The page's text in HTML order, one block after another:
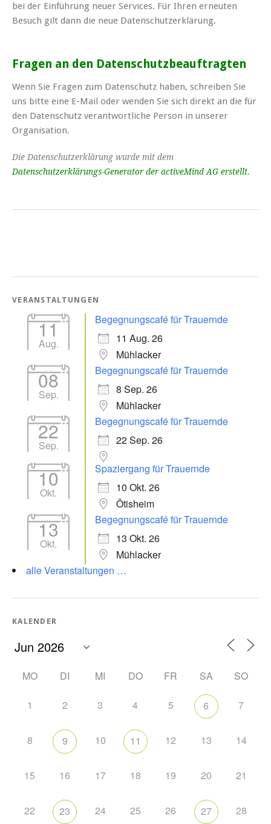
bei der Einführung neuer Services. Für Ihren erneuten
Besuch gilt dann die neue Datenschutzerklärung.
Fragen an den Datenschutzbeauftragten
Wenn Sie Fragen zum Datenschutz haben, schreiben Sie
uns bitte eine E-Mail oder wenden Sie sich direkt an die für
den Datenschutz verantwortliche Person in unserer
Organisation.
Die Datenschutzerklärung wurde mit dem
Datenschutzerklärungs-Generator der activeMind AG erstellt.
VERANSTALTUNGEN
11
Aug.
Begegnungscafé für Trauernde
11 Aug. 26
Mühlacker
08
Sep.
Begegnungscafé für Trauernde
8 Sep. 26
Mühlacker
22
Sep.
Begegnungscafé für Trauernde
22 Sep. 26
10
Okt.
Spaziergang für Trauernde
10 Okt. 26
Ötisheim
13
Okt.
Begegnungscafé für Trauernde
13 Okt. 26
Mühlacker
alle Veranstaltungen …
KALENDER
MO DI MI DO FR SA SO
1 2 3 4 5 6 7
8 9 10 11 12 13 14
15 16 17 18 19 20 21
22 23 24 25 26 27 28